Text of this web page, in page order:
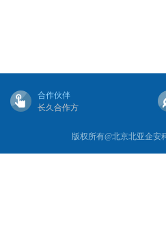
合作伙伴
长久合作方
版权所有@北京北亚企安